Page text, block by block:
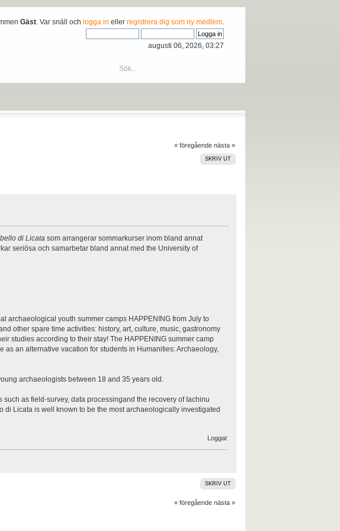
Gäst . Var snäll ochlogga in ellerregistrera dig som ny medlem
augusti 06, 2026, 03:27
« föregående nästa »
SKRIV UT
di Licatasom arrangerar sommarkurser inom bland annat
seriösa och samarbetar bland annat med the University of
archaeological youth summer camps HAPPENING from July to
other spare time activities: history, art, culture, music, gastronomy
studies according to their stay! The HAPPENING summer camp
an alternative vacation for students in Humanities: Archaeology,
archaeologists between 18 and 35 years old.
as field-survey, data processingand the recovery of Iachinu
Licata is well known to be the most archaeologically investigated
Loggat
SKRIV UT
« föregående nästa »